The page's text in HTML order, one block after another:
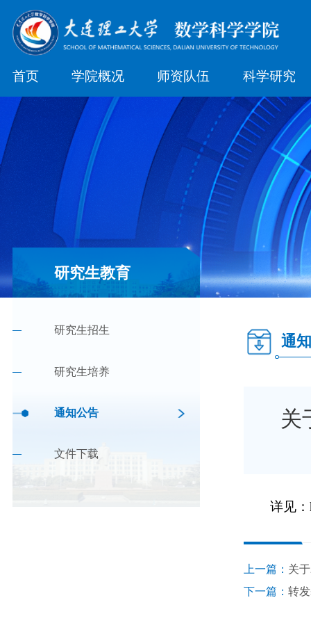
首页 学院概况 师资队伍 科学研究
研究生教育
研究生招生
研究生培养
通知公告
文件下载
通
关
详见
上一篇： 关
下一篇： 转